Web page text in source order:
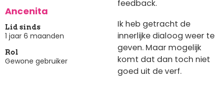
Ancenita
Lid sinds
1 jaar 6 maanden
Rol
Gewone gebruiker
feedback.
Ik heb getracht de
innerlijke dialoog weer te
geven. Maar mogelijk
komt dat dan toch niet
goed uit de verf.